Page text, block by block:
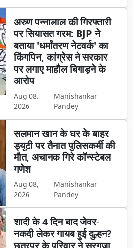
अरुण पन्नालाल की गिरफ्तारी
पर सियासत गरम: BJP ने
बताया 'धर्मांतरण नेटवर्क' का
किंगपिन, कांग्रेस ने सरकार
पर लगाए माहौल बिगाड़ने के
आरोप
Aug 08,
2026
Manishankar
Pandey
सलमान खान के घर के बाहर
ड्यूटी पर तैनात पुलिसकर्मी की
मौत, अचानक गिरे कॉन्स्टेबल
गणेश
Aug 08,
2026
Manishankar
Pandey
शादी के 4 दिन बाद जेवर-
नकदी लेकर गायब हुई दुल्हन?